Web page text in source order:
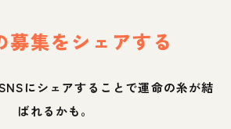
募集をシェアする
にシェアすることで運命の糸が結
ばれるかも。